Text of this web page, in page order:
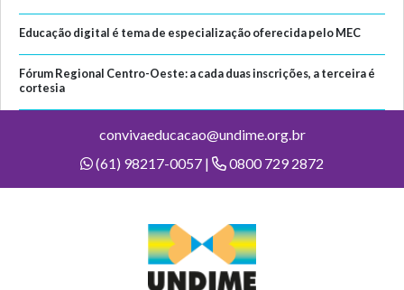
Educação digital é tema de especialização oferecida pelo MEC
Fórum Regional Centro-Oeste: a cada duas inscrições, a terceira é
cortesia
convivaeducacao@undime.org.br
(61) 98217-0057 |
0800 729 2872